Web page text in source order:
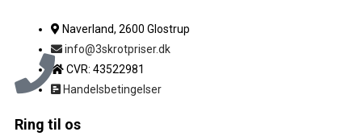
Naverland, 2600 Glostrup
info@3skrotpriser.dk
CVR: 43522981
Handelsbetingelser
Ring til os